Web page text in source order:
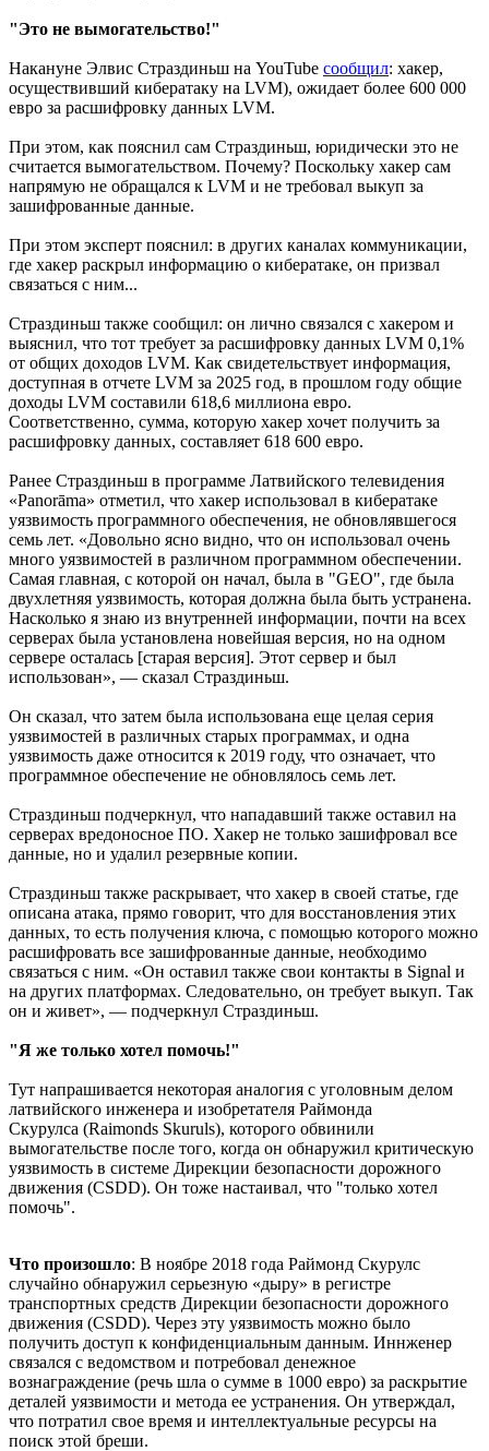
"Это не вымогательство!"
Накануне Элвис Страздиньш на YouTube сообщил: хакер,
осуществивший кибератаку на LVM), ожидает более 600 000
евро за расшифровку данных LVM.
При этом, как пояснил сам Страздиньш, юридически это не
считается вымогательством. Почему? Поскольку хакер сам
напрямую не обращался к LVM и не требовал выкуп за
зашифрованные данные.
При этом эксперт пояснил: в других каналах коммуникации,
где хакер раскрыл информацию о кибератаке, он призвал
связаться с ним...
Страздиньш также сообщил: он лично связался с хакером и
выяснил, что тот требует за расшифровку данных LVM 0,1%
от общих доходов LVM. Как свидетельствует информация,
доступная в отчете LVM за 2025 год, в прошлом году общие
доходы LVM составили 618,6 миллиона евро.
Соответственно, сумма, которую хакер хочет получить за
расшифровку данных, составляет 618 600 евро.
Ранее Страздиньш в программе Латвийского телевидения
«Panorāma» отметил, что хакер использовал в кибератаке
уязвимость программного обеспечения, не обновлявшегося
семь лет. «Довольно ясно видно, что он использовал очень
много уязвимостей в различном программном обеспечении.
Самая главная, с которой он начал, была в "GEO", где была
двухлетняя уязвимость, которая должна была быть устранена.
Насколько я знаю из внутренней информации, почти на всех
серверах была установлена новейшая версия, но на одном
сервере осталась [старая версия]. Этот сервер и был
использован», — сказал Страздиньш.
Он сказал, что затем была использована еще целая серия
уязвимостей в различных старых программах, и одна
уязвимость даже относится к 2019 году, что означает, что
программное обеспечение не обновлялось семь лет.
Страздиньш подчеркнул, что нападавший также оставил на
серверах вредоносное ПО. Хакер не только зашифровал все
данные, но и удалил резервные копии.
Страздиньш также раскрывает, что хакер в своей статье, где
описана атака, прямо говорит, что для восстановления этих
данных, то есть получения ключа, с помощью которого можно
расшифровать все зашифрованные данные, необходимо
связаться с ним. «Он оставил также свои контакты в Signal и
на других платформах. Следовательно, он требует выкуп. Так
он и живет», — подчеркнул Страздиньш.
"Я же только хотел помочь!"
Тут напрашивается некоторая аналогия с уголовным делом
латвийского инженера и изобретателя Раймонда
Скурулса (Raimonds Skuruls), которого обвинили
вымогательстве после того, когда он обнаружил критическую
уязвимость в системе Дирекции безопасности дорожного
движения (CSDD). Он тоже настаивал, что "только хотел
помочь".
Что произошло: В ноябре 2018 года Раймонд Скурулс
случайно обнаружил серьезную «дыру» в регистре
транспортных средств Дирекции безопасности дорожного
движения (CSDD). Через эту уязвимость можно было
получить доступ к конфиденциальным данным. Иннженер
связался с ведомством и потребовал денежное
вознаграждение (речь шла о сумме в 1000 евро) за раскрытие
деталей уязвимости и метода ее устранения. Он утверждал,
что потратил свое время и интеллектуальные ресурсы на
поиск этой бреши.